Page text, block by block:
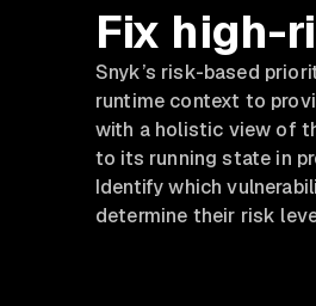
Fix high-
Snyk’s risk-based
runtime context to
with a holistic view of
to its running state in
Identify which
determine their risk